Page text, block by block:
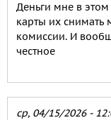
Деньги мне в этом
карты их снимать
комиссии. И
честное
ср, 04/15/2026 -